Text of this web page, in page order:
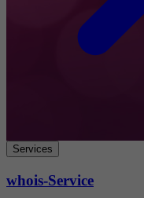
Services
whois-Service